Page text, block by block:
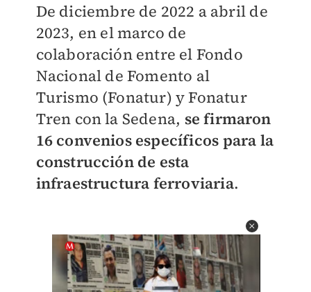
De diciembre de 2022 a abril de
2023, en el marco de
colaboración entre el Fondo
Nacional de Fomento al
Turismo (Fonatur) y Fonatur
Tren con la Sedena, se firmaron
16 convenios específicos para la
construcción de esta
infraestructura ferroviaria.